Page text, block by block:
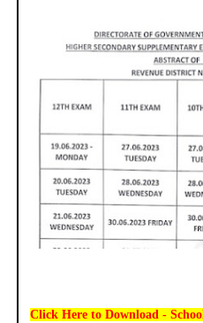
Click Here to Download -